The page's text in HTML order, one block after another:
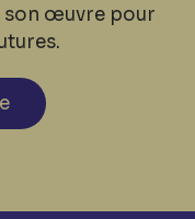
son œuvre pour